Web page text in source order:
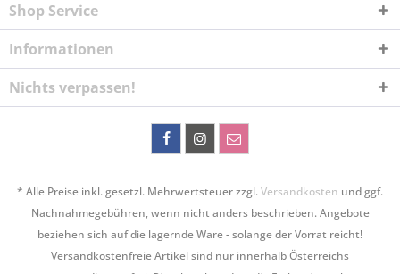
Shop Service
Informationen
Nichts verpassen!
* Alle Preise inkl. gesetzl. Mehrwertsteuer zzgl.Versandkosten und ggf.
Nachnahmegebühren, wenn nicht anders beschrieben. Angebote
beziehen sich auf die lagernde Ware - solange der Vorrat reicht!
Versandkostenfreie Artikel sind nur innerhalb Österreichs